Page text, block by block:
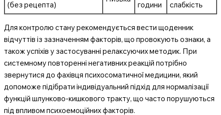
(без рецепта) години слабкість
Для контролю стану рекомендується вести щоденник
відчуттів із зазначенням факторів, що провокують ознаки, а
також успіхів у застосуванні релаксуючих методик. При
системному повторенні негативних реакцій потрібно
звернутися до фахівця психосоматичної медицини, який
допоможе підібрати індивідуальний підхід для нормалізації
функцій шлунково-кишкового тракту, що часто порушуються
під впливом психоемоційних факторів.